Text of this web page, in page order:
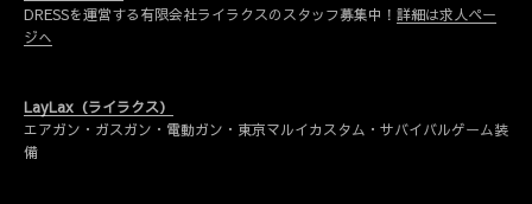
DRESSを運営する有限会社ライラクスのスタッフ募集中！ 詳細は求人ペー
ジへ
LayLax（ライラクス）
エアガン・ガスガン・電動ガン・東京マルイカスタム・サバイバルゲーム装
備